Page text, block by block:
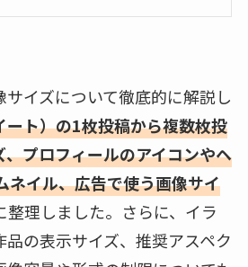
イズについて徹底的に解説し
ート）の1枚投稿から複数枚投
プロフィールのアイコンやヘ
ネイル、広告で使う画像サイ
整理しました。さらに、イラ
品の表示サイズ、推奨アスペク